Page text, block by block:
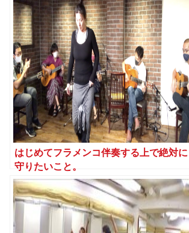
はじめてフラメンコ伴奏する上で絶対に
守りたいこと。